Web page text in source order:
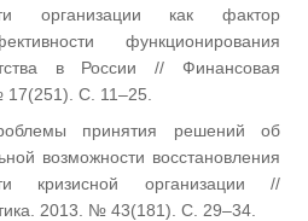
организации как фактор
функционирования
в России // Финансовая
С. 11–25.
принятия решений об
возможности восстановления
кризисной организации //
2013. № 43(181). С. 29–34.